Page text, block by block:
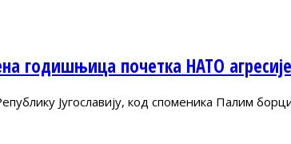
годишњица почетка НАТО агресије
Југославију, код споменика Палим